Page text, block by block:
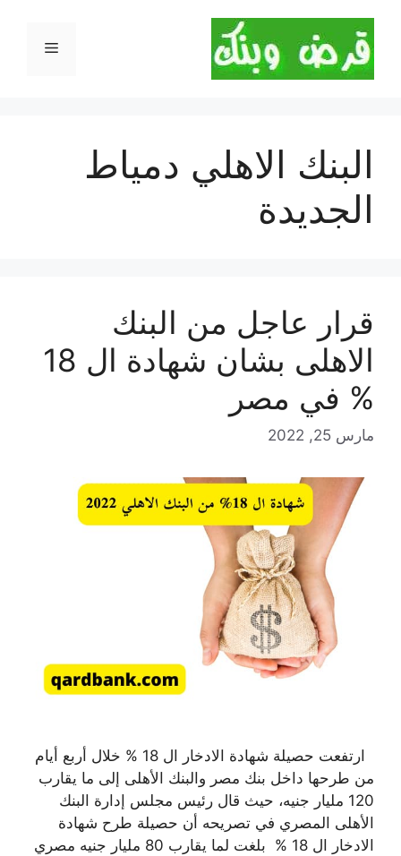
المحتوى
القائمة
البنك الاهلي دمياط
الجديدة
قرار عاجل من البنك
الاهلى بشان شهادة ال 18
% في مصر
مارس 25, 2022
ارتفعت حصيلة شهادة الادخار ال 18 % خلال أربع أيام
من طرحها داخل بنك مصر والبنك الأهلى إلى ما يقارب
120 مليار جنيه، حيث قال رئيس مجلس إدارة البنك
الأهلى المصري في تصريحه أن حصيلة طرح شهادة
الادخار ال 18 % بلغت لما يقارب 80 مليار جنيه مصري